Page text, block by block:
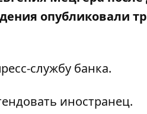
опубликовали
службу банка.
иностранец.